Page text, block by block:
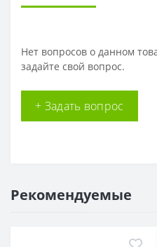
Нет вопросов о данном
задайте свой вопрос.
+ Задать вопрос
Рекомендуемые